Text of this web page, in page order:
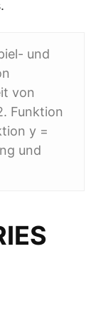
und
von
Funktion
y =
und